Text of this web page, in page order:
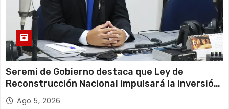
Seremi de Gobierno destaca que Ley de
Reconstrucción Nacional impulsará la inversión
y el empleo en Tarapacá
Ago 5, 2026